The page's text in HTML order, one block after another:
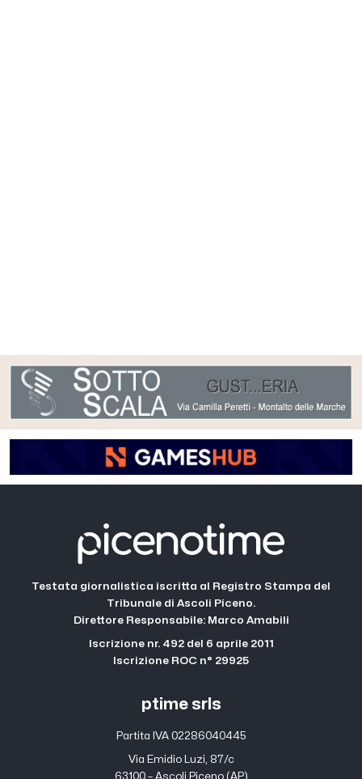
Testata giornalistica iscritta al Registro Stampa del
Tribunale di Ascoli Piceno.
Direttore Responsabile: Marco Amabili
Iscrizione nr. 492 del 6 aprile 2011
Iscrizione ROC n° 29925
ptime srls
Partita IVA 02286040445
Via Emidio Luzi, 87/c
63100 – Ascoli Piceno (AP)